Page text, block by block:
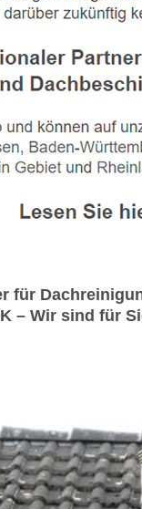
für
– Wir sind für